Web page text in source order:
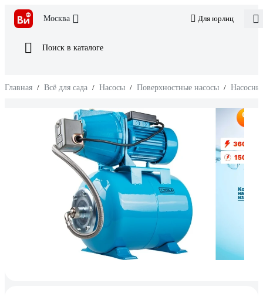
Москва Для юрлиц
Поиск в каталоге
Главная / Всё для сада / Насосы / Поверхностные насосы /